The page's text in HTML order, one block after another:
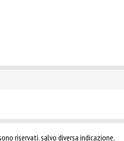
riservati, salvo diversa indicazione.